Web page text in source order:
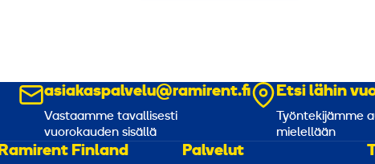
asiakaspalvelu@ramirent.fi
Vastaamme tavallisesti
vuorokauden sisällä
Etsi lähin
Työntekijämme
mielellään
Ramirent Finland Palvelut